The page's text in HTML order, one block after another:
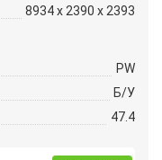
8934 x 2390 x 2393
PW
Б/У
47.4